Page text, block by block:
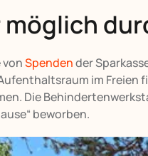
möglich
Spendender
im Freien
Die
beworben.